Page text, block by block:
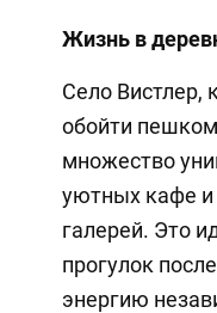
Жизнь в
Село Вистлер,
обойти
множество
уютных кафе
галерей. Это
прогулок
энергию